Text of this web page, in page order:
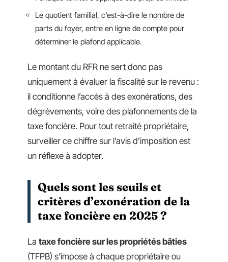
Le quotient familial, c’est-à-dire le nombre de
parts du foyer, entre en ligne de compte pour
déterminer le plafond applicable.
Le montant du RFR ne sert donc pas
uniquement à évaluer la fiscalité sur le revenu :
il conditionne l’accès à des exonérations, des
dégrèvements, voire des plafonnements de la
taxe foncière. Pour tout retraité propriétaire,
surveiller ce chiffre sur l’avis d’imposition est
un réflexe à adopter.
Quels sont les seuils et
critères d’exonération de la
taxe foncière en 2025 ?
La taxe foncière sur les propriétés bâties
(TFPB) s’impose à chaque propriétaire ou